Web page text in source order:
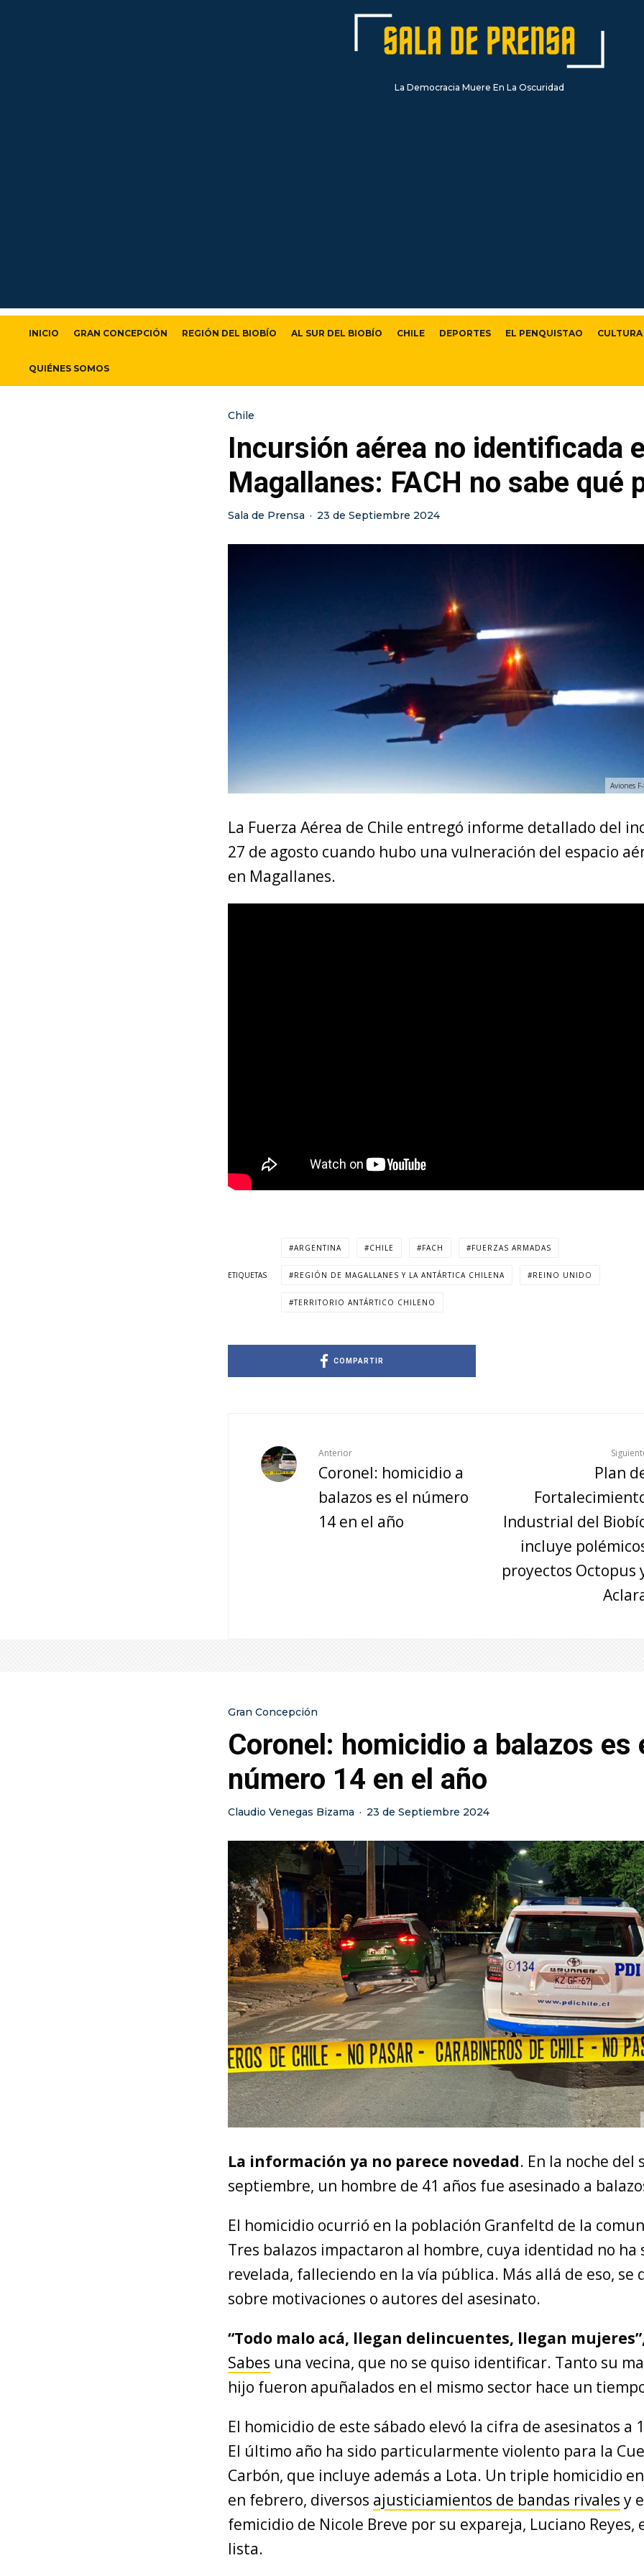
La Democracia Muere En La Oscuridad
INICIO GRAN CONCEPCIÓN REGIÓN DEL BIOBÍO AL SUR DEL BIOBÍO CHILE DEPORTES EL PENQUISTAO CULTURA
QUIÉNES SOMOS
Chile
Incursión aérea no identificada
Magallanes: FACH no sabe qué
Sala de Prensa · 23 de Septiembre 2024
Aviones
La Fuerza Aérea de Chile entregó informe detallado del
27 de agosto cuando hubo una vulneración del espacio
en Magallanes.
ETIQUETAS
ARGENTINA CHILE FACH FUERZAS ARMADAS
REGIÓN DE MAGALLANES Y LA ANTÁRTICA CHILENA REINO UNIDO
TERRITORIO ANTÁRTICO CHILENO
COMPARTIR
Anterior
Coronel: homicidio a
balazos es el número
14 en el año
Plan
Industrial del
incluye
proyectos Octopus
Gran Concepción
Coronel: homicidio a balazos es
número 14 en el año
Claudio Venegas Bizama · 23 de Septiembre 2024
La información ya no parece novedad. En la noche del
septiembre, un hombre de 41 años fue asesinado a
El homicidio ocurrió en la población Granfeltd de la
Tres balazos impactaron al hombre, cuya identidad no ha
revelada, falleciendo en la vía pública. Más allá de eso, se
sobre motivaciones o autores del asesinato.
“Todo malo acá, llegan delincuentes, llegan
Sabes una vecina, que no se quiso identificar. Tanto su
hijo fueron apuñalados en el mismo sector hace un
El homicidio de este sábado elevó la cifra de asesinatos a
El último año ha sido particularmente violento para la
Carbón, que incluye además a Lota. Un triple homicidio
en febrero, diversos ajusticiamientos de bandas rivales y
femicidio de Nicole Breve por su expareja, Luciano Reyes,
lista.